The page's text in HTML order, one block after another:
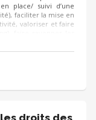
place/ suivi d’une
faciliter la mise en
valoriser et faire
possibilité d’animer
des collectivités